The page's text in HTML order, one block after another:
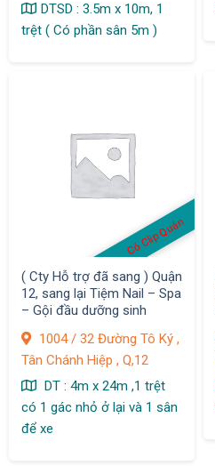
DTSD : 3.5m x 10m, 1
trệt ( Có phần sân 5m )
Có Clip Quán
( Cty Hỗ trợ đã sang ) Quận
12, sang lại Tiệm Nail – Spa
– Gội đầu dưỡng sinh
32 Đường Tô Ký , Tân
Chánh Hiệp
1004 / 32 Đường Tô Ký ,
Tân Chánh Hiệp , Q,12
DT : 4m x 24m ,1 trệt
có 1 gác nhỏ ở lại và 1 sân
để xe